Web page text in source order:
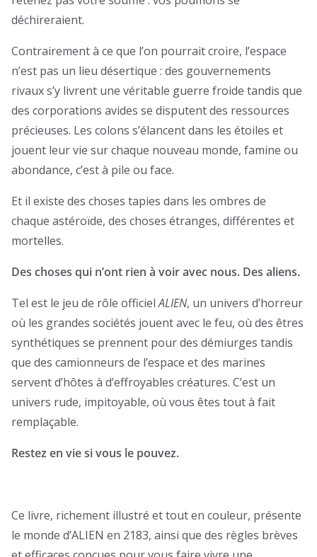
déchireraient.
Contrairement à ce que l’on pourrait croire, l’espace
n’est pas un lieu désertique : des gouvernements
rivaux s’y livrent une véritable guerre froide tandis que
des corporations avides se disputent des ressources
précieuses. Les colons s’élancent dans les étoiles et
jouent leur vie sur chaque nouveau monde, famine ou
abondance, c’est à pile ou face.
Et il existe des choses tapies dans les ombres de
chaque astéroïde, des choses étranges, différentes et
mortelles.
Des choses qui n’ont rien à voir avec nous. Des aliens.
Tel est le jeu de rôle officielALIEN, un univers d’horreur
où les grandes sociétés jouent avec le feu, où des êtres
synthétiques se prennent pour des démiurges tandis
que des camionneurs de l’espace et des marines
servent d’hôtes à d’effroyables créatures. C’est un
univers rude, impitoyable, où vous êtes tout à fait
remplaçable.
Restez en vie si vous le pouvez.
Ce livre, richement illustré et tout en couleur, présente
le monde d’ALIEN en 2183, ainsi que des règles brèves